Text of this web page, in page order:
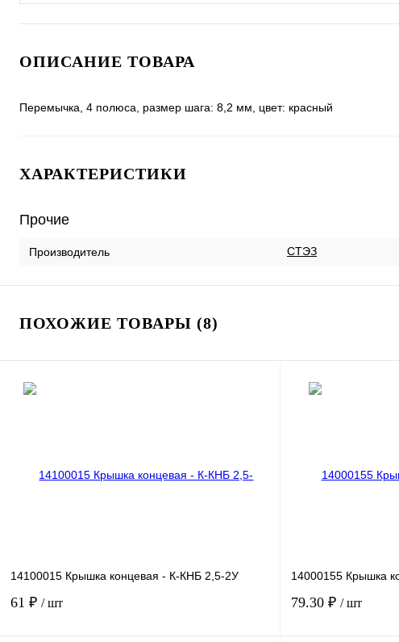
ОПИСАНИЕ ТОВАРА
Перемычка, 4 полюса, размер шага: 8,2 мм, цвет: красный
ХАРАКТЕРИСТИКИ
Прочие
Производитель СТЭЗ
ПОХОЖИЕ ТОВАРЫ (8)
14100015 Крышка концевая - К-КНБ 2,5-2У
61 ₽ / шт
14000155 Крышка
79.30 ₽ / шт